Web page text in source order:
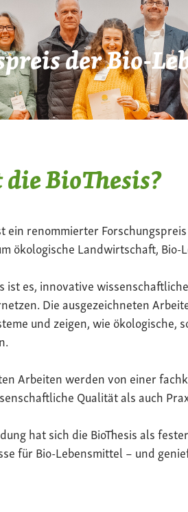
der Bio-
BioThesis?
ein renommierter
ökologische Landwirtschaft,
ist es, innovative
Die ausgezeichneten
und zeigen, wie
Arbeiten werden von einer
Qualität als auch
hat sich die BioThesis als
für Bio-Lebensmittel – und